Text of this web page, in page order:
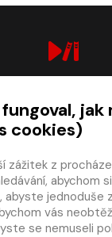
jak
cookies)
zážitek z
abychom
abyste jednoduše
vás
se nemuseli